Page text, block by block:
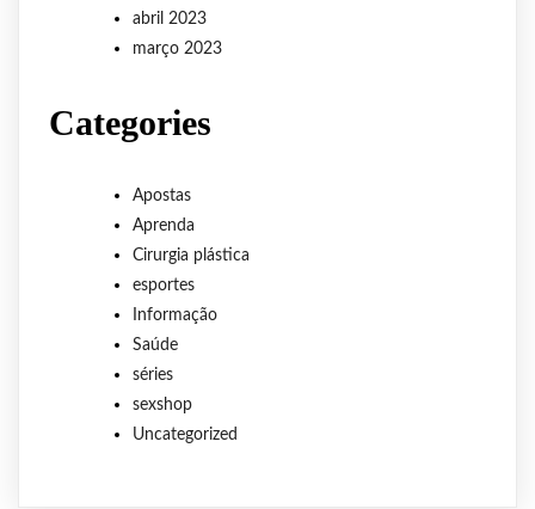
abril 2023
março 2023
Categories
Apostas
Aprenda
Cirurgia plástica
esportes
Informação
Saúde
séries
sexshop
Uncategorized